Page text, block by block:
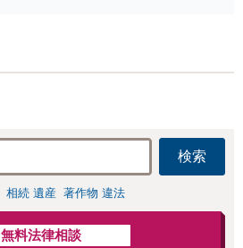
お伝えし、丁寧にサポ
間面談可】
検索
相続 遺産 著作物 違法
無料法律相談